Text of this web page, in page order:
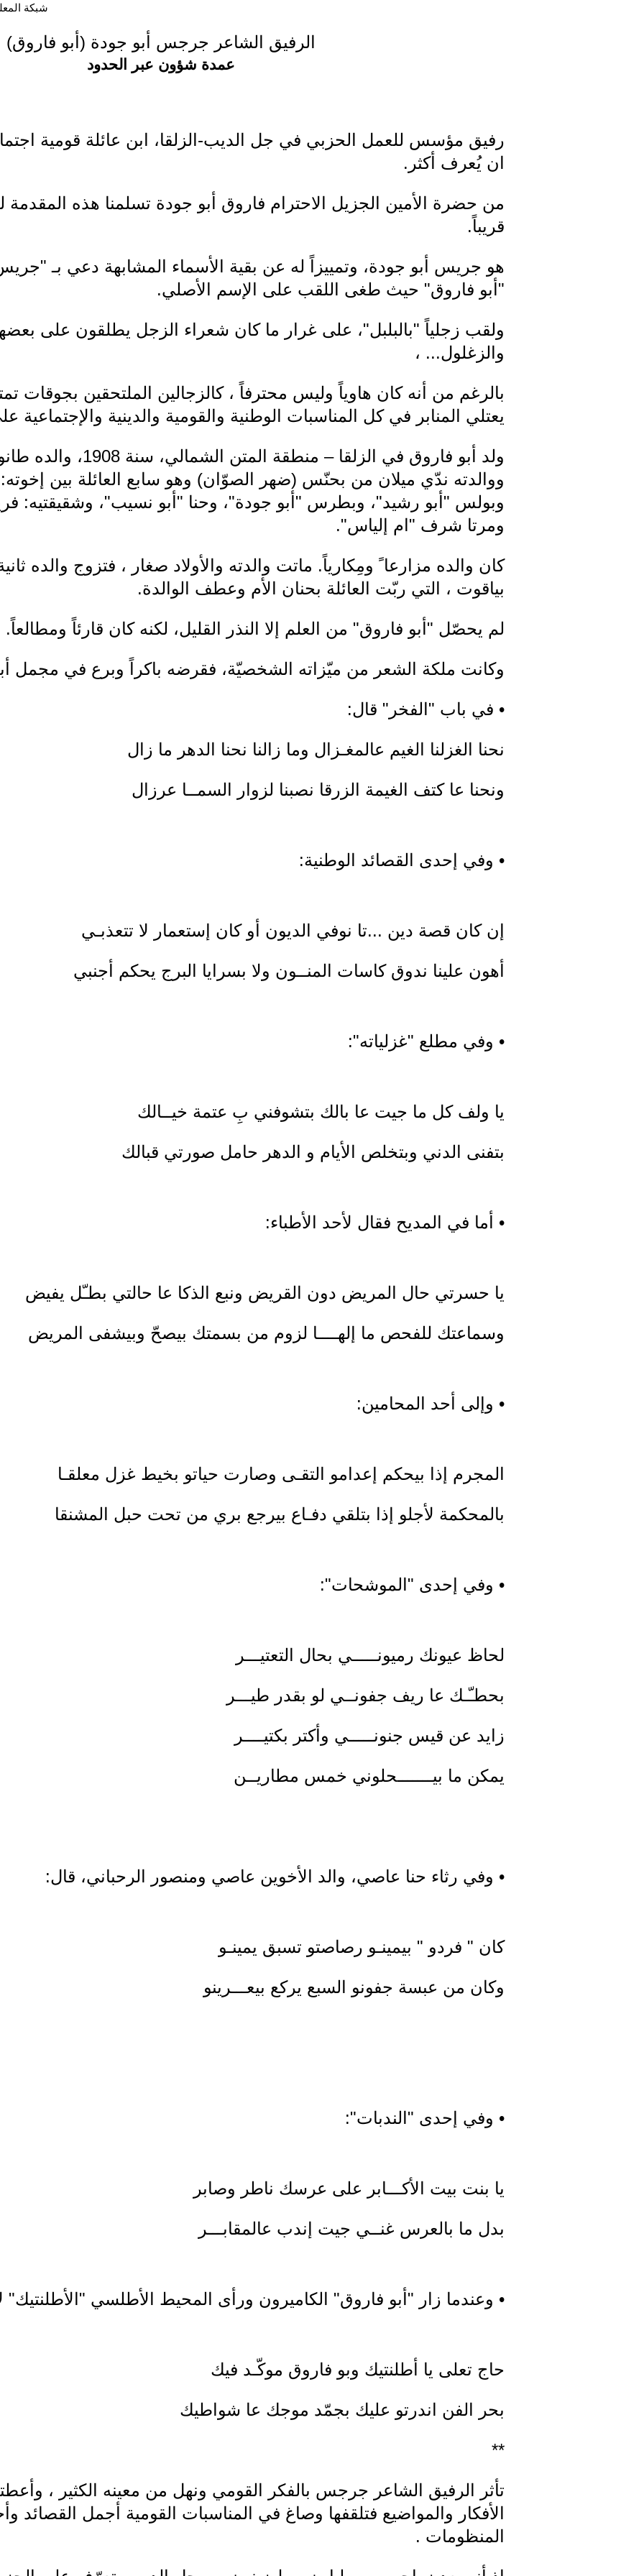
شبكة
الرفيق الشاعر جرجس أبو جودة (أبو فاروق)
عمدة شؤون عبر الحدود
رفيق مؤسس للعمل الحزبي في جل الديب-الزلقا، ابن عائلة قومية
ان يُعرف أكثر.
من حضرة الأمين الجزيل الاحترام فاروق أبو جودة تسلمنا هذه المقدمة
قريباً.
هو جريس أبو جودة، وتمييزاً له عن بقية الأسماء المشابهة دعي بـ
"أبو فاروق" حيث طغى اللقب على الإسم الأصلي.
ولقب زجلياً "بالبلبل"، على غرار ما كان شعراء الزجل يطلقون على
والزغلول... ،
بالرغم من أنه كان هاوياً وليس محترفاً ، كالزجالين الملتحقين بجوقات
يعتلي المنابر في كل المناسبات الوطنية والقومية والدينية والإجتماعية
ولد أبو فاروق في الزلقا –
ووالدته ندّي ميلان من بحنّس (ضهر الصوّان) وهو سابع العائلة بين
وبولس "أبو رشيد"، وبطرس "أبو جودة"، وحنا "أبو نسيب"، وشقيقتيه:
ومرتا شرف "ام إلياس".
كان والده مزارعا ً ومِكارياً. ماتت والدته والأولاد صغار ، فتزوج والده
بياقوت ، التي ربّت العائلة بحنان الأم وعطف الوالدة.
لم يحصّل "أبو فاروق" من العلم إلا النذر القليل، لكنه كان قارئاً ومطالعاً.
وكانت ملكة الشعر من ميّزاته الشخصيّة، فقرضه باكراً وبرع في مجمل
• في باب "الفخر" قال:
نحنا الغزلنا الغيم عالمغـزال وما زالنا نحنا الدهر ما زال
ونحنا عا كتف الغيمة الزرقا نصبنا لزوار السمــا عرزال
• وفي إحدى القصائد الوطنية:
إن كان قصة دين ...تا نوفي الديون أو كان إستعمار لا تتعذبـي
أهون علينا ندوق كاسات المنــون ولا بسرايا البرج يحكم أجنبي
• وفي مطلع "غزلياته":
يا ولف كل ما جيت عا بالك بتشوفني بِ عتمة خيــالك
بتفنى الدني وبتخلص الأيام و الدهر حامل صورتي قبالك
• أما في المديح فقال لأحد الأطباء:
يا حسرتي حال المريض دون القريض ونبع الذكا عا حالتي بطـّل يفيض
وسماعتك للفحص ما إلهــــا لزوم من بسمتك بيصحّ وبيشفى المريض
• وإلى أحد المحامين:
المجرم إذا بيحكم إعدامو التقـى وصارت حياتو بخيط غزل معلقـا
بالمحكمة لأجلو إذا بتلقي دفـاع بيرجع بري من تحت حبل المشنقا
• وفي إحدى "الموشحات":
لحاظ عيونك رميونـــــي بحال التعتيـــر
بحطـّـك عا ريف جفونــي لو بقدر طيـــر
زايد عن قيس جنونـــــي وأكتر بكتيــــر
يمكن ما بيـــــــحلوني خمس مطاريــن
• وفي رثاء حنا عاصي، والد الأخوين عاصي ومنصور الرحباني، قال:
كان " فردو " بيمينـو رصاصتو تسبق يمينـو
وكان من عبسة جفونو السبع يركع بيعـــرينو
• وفي إحدى "الندبات":
يا بنت بيت الأكـــابر على عرسك ناطر وصابر
بدل ما بالعرس غنــي جيت إندب عالمقابـــر
• وعندما زار "أبو فاروق" الكاميرون ورأى المحيط الأطلسي "الأطلنتيك"
حاج تعلى يا أطلنتيك وبو فاروق موكّـد فيك
بحر الفن اندرتو عليك بجمّد موجك عا شواطيك
**
تأثر الرفيق الشاعر جرجس بالفكر القومي ونهل من معينه الكثير ،
الأفكار والمواضيع فتلقفها وصاغ في المناسبات القومية أجمل القصائد
المنظومات .